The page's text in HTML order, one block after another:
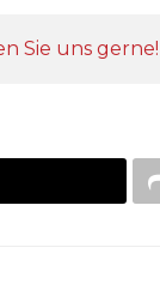
Sie uns gerne!